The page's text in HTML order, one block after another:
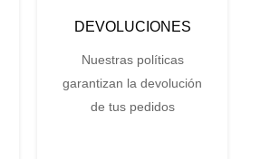
DEVOLUCIONES
Nuestras políticas
garantizan la devolución
de tus pedidos